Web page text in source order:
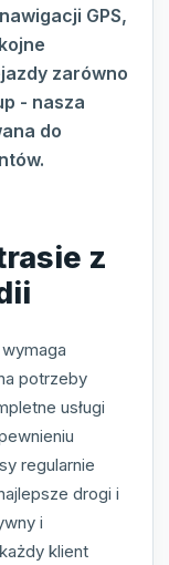
GPS,
zarówno
- nasza
do
z
potrzeby
usługi
regularnie
drogi i
i
klient